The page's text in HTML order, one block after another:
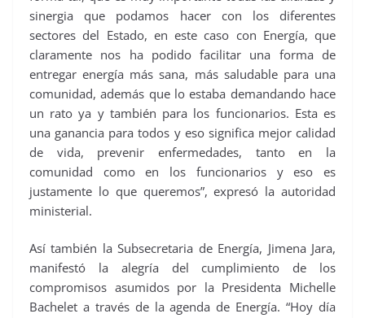
sinergia que podamos hacer con los diferentes
sectores del Estado, en este caso con Energía, que
claramente nos ha podido facilitar una forma de
entregar energía más sana, más saludable para una
comunidad, además que lo estaba demandando hace
un rato ya y también para los funcionarios. Esta es
una ganancia para todos y eso significa mejor calidad
de vida, prevenir enfermedades, tanto en la
comunidad como en los funcionarios y eso es
justamente lo que queremos”, expresó la autoridad
ministerial.
Así también la Subsecretaria de Energía, Jimena Jara,
manifestó la alegría del cumplimiento de los
compromisos asumidos por la Presidenta Michelle
Bachelet a través de la agenda de Energía. “Hoy día